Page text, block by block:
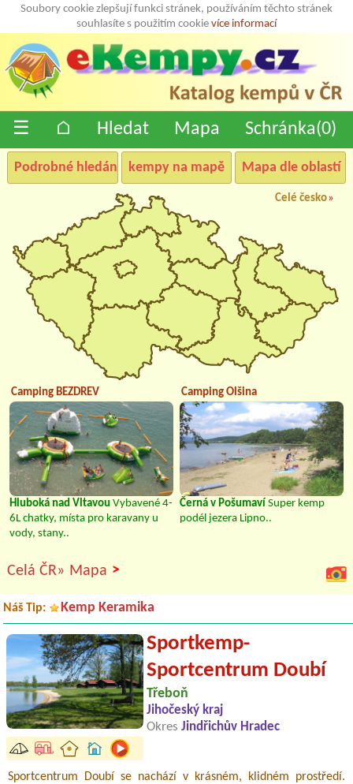
Soubory cookie zlepšují funkci stránek, používáním těchto stránek
souhlasíte s použitím cookie více informací
☰ ⌂ Hledat Mapa Schránka(0)
Podrobné hledání kempy na mapě Mapa dle oblastí
Celé česko»
Camping BEZDREV
Hluboká nad Vltavou Vybavené 4-
6L chatky, místa pro karavany u
vody, stany..
Camping Olšina
Černá v Pošumaví Super kemp
podél jezera Lipno..
Celá ČR» Mapa >
Náš Tip: Kemp Keramika
Sportkemp-
Sportcentrum Doubí
Třeboň
Jihočeský kraj
Okres Jindřichův Hradec
Sportcentrum Doubí se nachází v krásném, klidném prostředí.